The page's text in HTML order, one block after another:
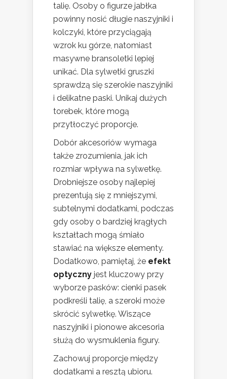
talię. Osoby o figurze jabłka
powinny nosić długie naszyjniki i
kolczyki, które przyciągają
wzrok ku górze, natomiast
masywne bransoletki lepiej
unikać. Dla sylwetki gruszki
sprawdzą się szerokie naszyjniki
i delikatne paski. Unikaj dużych
torebek, które mogą
przytłoczyć proporcje.
Dobór akcesoriów wymaga
także zrozumienia, jak ich
rozmiar wpływa na sylwetkę.
Drobniejsze osoby najlepiej
prezentują się z mniejszymi,
subtelnymi dodatkami, podczas
gdy osoby o bardziej krągłych
kształtach mogą śmiało
stawiać na większe elementy.
Dodatkowo, pamiętaj, że efekt
optyczny jest kluczowy przy
wyborze pasków: cienki pasek
podkreśli talię, a szeroki może
skrócić sylwetkę. Wiszące
naszyjniki i pionowe akcesoria
służą do wysmuklenia figury.
Zachowuj proporcje między
dodatkami a resztą ubioru.